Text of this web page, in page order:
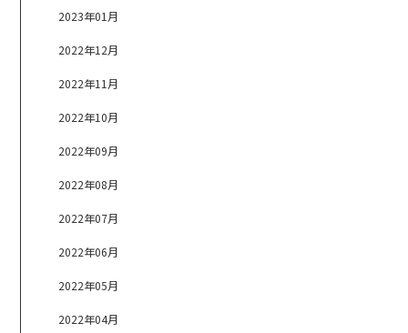
2023年01月
2022年12月
2022年11月
2022年10月
2022年09月
2022年08月
2022年07月
2022年06月
2022年05月
2022年04月